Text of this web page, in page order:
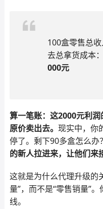
100盒零售总
去总拿货成本
000元
算一笔账：这2000元利
原价卖出去。 现实中，你
停了。剩下90多盒怎么办
的新人拉进来，让他们来
这就是为什么代理升级的
量”，而不是“零售销量”
线。